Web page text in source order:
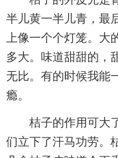
半儿黄一半儿青，最
上像一个个灯笼。
多大。味道甜甜的，
无比。有的时候我能
瘾。
桔子的作用可大
们立下了汗马功劳。